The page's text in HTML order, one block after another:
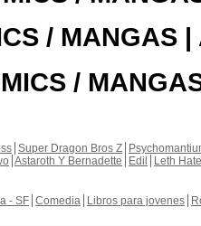
/ MANGAS |
/
Super Dragon Bros Z
Astaroth Y Bernadette Edil
Leth Hate
- SF Comedia Libros para jovenes